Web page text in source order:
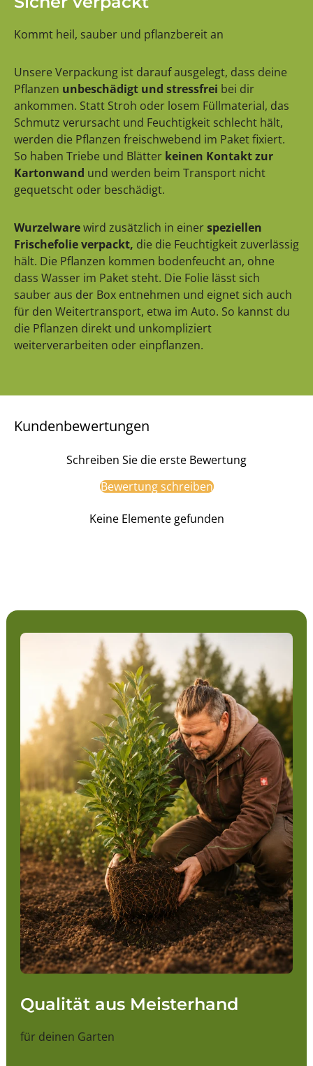
Kommt heil, sauber und pflanzbereit an
Unsere Verpackung ist darauf ausgelegt, dass deine
Pflanzen unbeschädigt und stressfrei bei dir
ankommen. Statt Stroh oder losem Füllmaterial, das
Schmutz verursacht und Feuchtigkeit schlecht hält,
werden die Pflanzen freischwebend im Paket fixiert.
So haben Triebe und Blätter keinen Kontakt zur
Kartonwand und werden beim Transport nicht
gequetscht oder beschädigt.
Wurzelwarewird zusätzlich in einerspeziellen
Frischefolie verpackt, die die Feuchtigkeit zuverlässig
hält. Die Pflanzen kommen bodenfeucht an, ohne
dass Wasser im Paket steht. Die Folie lässt sich
sauber aus der Box entnehmen und eignet sich auch
für den Weitertransport, etwa im Auto. So kannst du
die Pflanzen direkt und unkompliziert
weiterverarbeiten oder einpflanzen.
Kundenbewertungen
Schreiben Sie die erste Bewertung
Bewertung schreiben
Keine Elemente gefunden
Qualität aus Meisterhand
für deinen Garten